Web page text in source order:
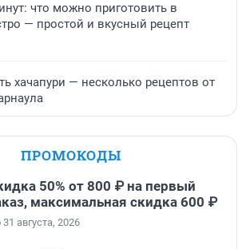
что можно приготовить в
— простой и вкусный рецепт
хачапури — несколько рецептов от
ПРОМОКОДЫ
50% от 800 ₽ на первый
максимальная скидка 600 ₽
августа, 2026